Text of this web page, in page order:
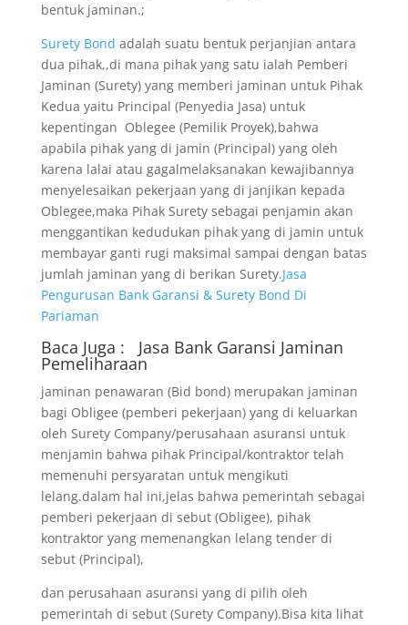
bentuk jaminan.;
Surety Bond adalah suatu bentuk perjanjian antara
dua pihak,,di mana pihak yang satu ialah Pemberi
Jaminan (Surety) yang memberi jaminan untuk Pihak
Kedua yaitu Principal (Penyedia Jasa) untuk
kepentingan Oblegee (Pemilik Proyek),bahwa
apabila pihak yang di jamin (Principal) yang oleh
karena lalai atau gagalmelaksanakan kewajibannya
menyelesaikan pekerjaan yang di janjikan kepada
Oblegee,maka Pihak Surety sebagai penjamin akan
menggantikan kedudukan pihak yang di jamin untuk
membayar ganti rugi maksimal sampai dengan batas
jumlah jaminan yang di berikan Surety.Jasa
Pengurusan Bank Garansi & Surety Bond Di
Pariaman
Baca Juga : Jasa Bank Garansi Jaminan
Pemeliharaan
jaminan penawaran (Bid bond) merupakan jaminan
bagi Obligee (pemberi pekerjaan) yang di keluarkan
oleh Surety Company/perusahaan asuransi untuk
menjamin bahwa pihak Principal/kontraktor telah
memenuhi persyaratan untuk mengikuti
lelang.dalam hal ini,jelas bahwa pemerintah sebagai
pemberi pekerjaan di sebut (Obligee), pihak
kontraktor yang memenangkan lelang tender di
sebut (Principal),
dan perusahaan asuransi yang di pilih oleh
pemerintah di sebut (Surety Company).Bisa kita lihat